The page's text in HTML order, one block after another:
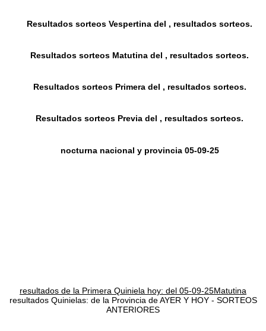
Resultados sorteos Vespertina del , resultados sorteos.
Resultados sorteos Matutina del , resultados sorteos.
Resultados sorteos Primera del , resultados sorteos.
Resultados sorteos Previa del , resultados sorteos.
nocturna nacional y provincia 05-09-25
resultados de la Primera Quiniela hoy: del 05-09-25Matutina
resultados Quinielas: de la Provincia de AYER Y HOY - SORTEOS
ANTERIORES